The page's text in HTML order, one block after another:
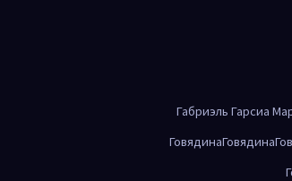
Габриэль Гарсиа
ГовядинаГовядина